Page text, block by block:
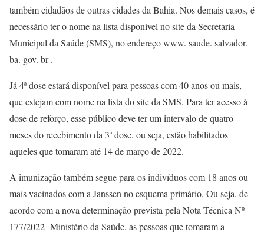
também cidadãos de outras cidades da Bahia. Nos demais casos, é
necessário ter o nome na lista disponível no site da Secretaria
Municipal da Saúde (SMS), no endereço www. saude. salvador.
ba. gov. br .
Já 4ª dose estará disponível para pessoas com 40 anos ou mais,
que estejam com nome na lista do site da SMS. Para ter acesso à
dose de reforço, esse público deve ter um intervalo de quatro
meses do recebimento da 3ª dose, ou seja, estão habilitados
aqueles que tomaram até 14 de março de 2022.
A imunização também segue para os indivíduos com 18 anos ou
mais vacinados com a Janssen no esquema primário. Ou seja, de
acordo com a nova determinação prevista pela Nota Técnica Nº
177/2022- Ministério da Saúde, as pessoas que tomaram a